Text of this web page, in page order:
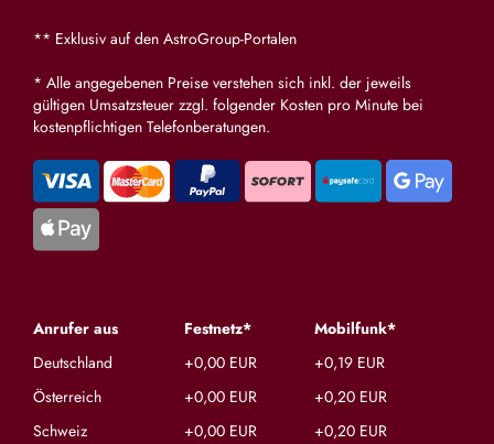
** Exklusiv auf den AstroGroup-Portalen
* Alle angegebenen Preise verstehen sich inkl. der jeweils
gültigen Umsatzsteuer zzgl. folgender Kosten pro Minute bei
kostenpflichtigen Telefonberatungen.
Anrufer aus Festnetz*
Mobilfunk*
Deutschland
+0,00 EUR
+0,19 EUR
Österreich
+0,00 EUR
+0,20 EUR
Schweiz
+0,00 EUR
+0,20 EUR